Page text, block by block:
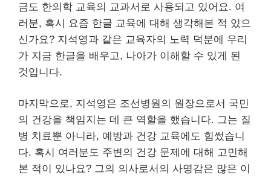
금도 한의학 교육의 교과서로 사용되고 있어요. 여
러분, 혹시 요즘 한글 교육에 대해 생각해본 적 있으
신가요? 지석영과 같은 교육자의 노력 덕분에 우리
가 지금 한글을 배우고, 나아가 이해할 수 있게 된
것입니다.
마지막으로, 지석영은 조선병원의 원장으로서 국민
의 건강을 책임지는 데 큰 역할을 했습니다. 그는 질
병 치료뿐 아니라, 예방과 건강 교육에도 힘썼습니
다. 혹시 여러분도 주변의 건강 문제에 대해 고민해
본 적이 있나요? 그의 의사로서의 사명감은 많은 이